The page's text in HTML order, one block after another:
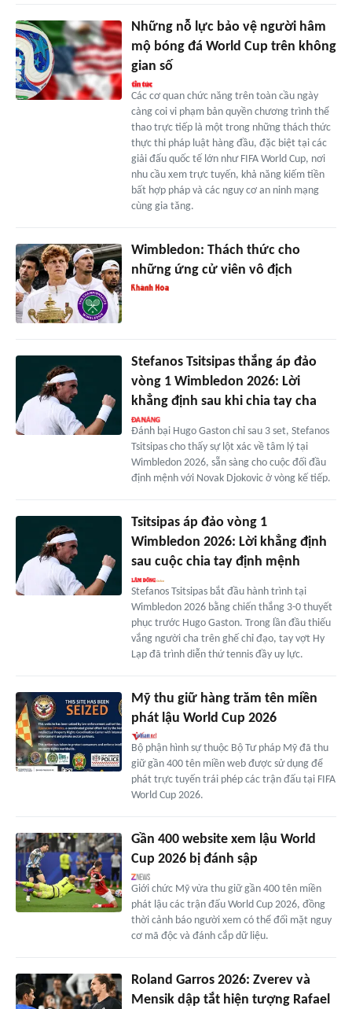
Những nỗ lực bảo vệ người hâm
mộ bóng đá World Cup trên không
gian số
Các cơ quan chức năng trên toàn cầu ngày
càng coi vi phạm bản quyền chương trình thể
thao trực tiếp là một trong những thách thức
thực thi pháp luật hàng đầu, đặc biệt tại các
giải đấu quốc tế lớn như FIFA World Cup, nơi
nhu cầu xem trực tuyến, khả năng kiếm tiền
bất hợp pháp và các nguy cơ an ninh mạng
cùng gia tăng.
Wimbledon: Thách thức cho
những ứng cử viên vô địch
Stefanos Tsitsipas thắng áp đảo
vòng 1 Wimbledon 2026: Lời
khẳng định sau khi chia tay cha
Đánh bại Hugo Gaston chỉ sau 3 set, Stefanos
Tsitsipas cho thấy sự lột xác về tâm lý tại
Wimbledon 2026, sẵn sàng cho cuộc đối đầu
định mệnh với Novak Djokovic ở vòng kế tiếp.
Tsitsipas áp đảo vòng 1
Wimbledon 2026: Lời khẳng định
sau cuộc chia tay định mệnh
Stefanos Tsitsipas bắt đầu hành trình tại
Wimbledon 2026 bằng chiến thắng 3-0 thuyết
phục trước Hugo Gaston. Trong lần đầu thiếu
vắng người cha trên ghế chỉ đạo, tay vợt Hy
Lạp đã trình diễn thứ tennis đầy uy lực.
Mỹ thu giữ hàng trăm tên miền
phát lậu World Cup 2026
Bộ phận hình sự thuộc Bộ Tư pháp Mỹ đã thu
giữ gần 400 tên miền web được sử dụng để
phát trực tuyến trái phép các trận đấu tại FIFA
World Cup 2026.
Gần 400 website xem lậu World
Cup 2026 bị đánh sập
Giới chức Mỹ vừa thu giữ gần 400 tên miền
phát lậu các trận đấu World Cup 2026, đồng
thời cảnh báo người xem có thể đối mặt nguy
cơ mã độc và đánh cắp dữ liệu.
Roland Garros 2026: Zverev và
Mensik dập tắt hiện tượng Rafael